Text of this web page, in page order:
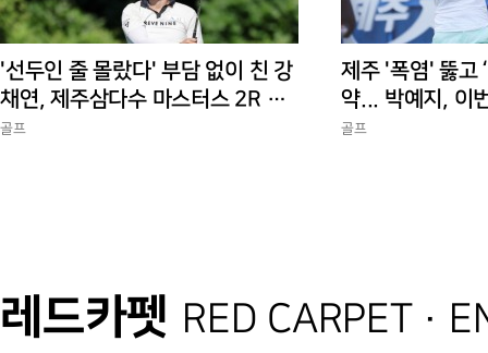
'선두인 줄 몰랐다' 부담 없이 친 강
채연, 제주삼다수 마스터스 2R 단
독 선두
골프
제주 '폭염' 뚫고
약... 박예지, 이
골프
레드카펫 RED CARPET ·